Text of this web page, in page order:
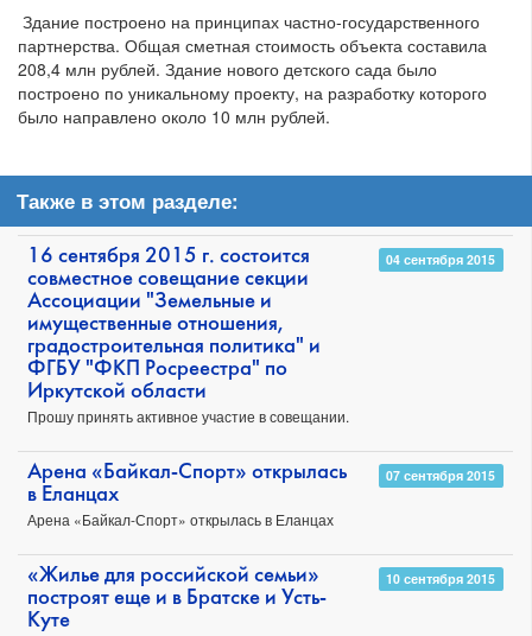
Здание построено на принципах частно-государственного
партнерства. Общая сметная стоимость объекта составила
208,4 млн рублей. Здание нового детского сада было
построено по уникальному проекту, на разработку которого
было направлено около 10 млн рублей.
Также в этом разделе:
16 сентября 2015 г. состоится
совместное совещание секции
Ассоциации "Земельные и
имущественные отношения,
градостроительная политика" и
ФГБУ "ФКП Росреестра" по
Иркутской области
04 сентября 2015
Прошу принять активное участие в совещании.
Арена «Байкал-Спорт» открылась
в Еланцах
07 сентября 2015
Арена «Байкал-Спорт» открылась в Еланцах
«Жилье для российской семьи»
построят еще и в Братске и Усть-
Куте
10 сентября 2015